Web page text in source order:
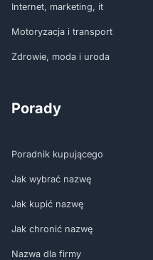
Internet, marketing, it
Motoryzacja i transport
Zdrowie, moda i uroda
Porady
Poradnik kupującego
Jak wybrać nazwę
Jak kupić nazwę
Jak chronić nazwę
Nazwa dla firmy